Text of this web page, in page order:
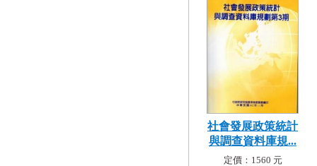
社會發展政策統計
與調查資料庫規...
定價：1560 元